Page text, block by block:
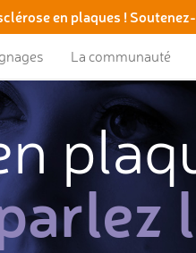
en plaques !
La communauté